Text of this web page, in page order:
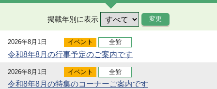
掲載年別に表示
2026年8月1日 イベント 全館
令和8年8月の行事予定のご案内です
2026年8月1日 イベント 全館
令和8年8月の特集のコーナーご案内です